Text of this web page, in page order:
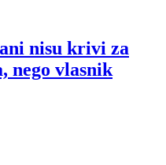
nisu krivi za
nego vlasnik